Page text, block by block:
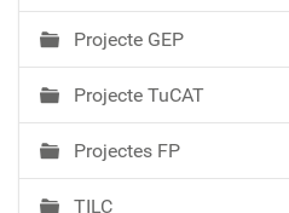
Projecte GEP
Projecte TuCAT
Projectes FP
TILC